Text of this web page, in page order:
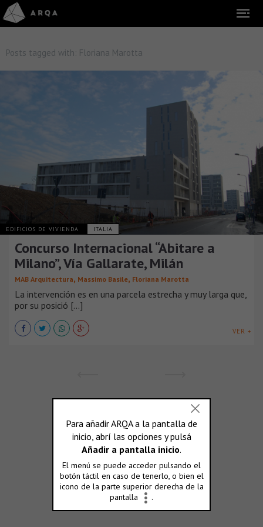
Posts tagged with: Floriana Marotta
EDIFICIOS DE VIVIENDA ITALIA
Concurso Internacional “Abitare a
Milano”, Vía Gallarate, Milán
MAB Arquitectura, Massimo Basile, Floriana Marotta
La intervención es en una parcela estrecha y muy larga que,
por su posició [...]
VER +